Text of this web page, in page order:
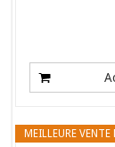
MEILLEURE VENTE